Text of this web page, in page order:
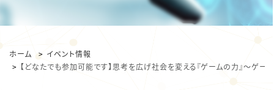
ホーム
イベント情報
【どなたでも参加可能です】思考を広げ社会を変える『ゲームの力』～ゲー